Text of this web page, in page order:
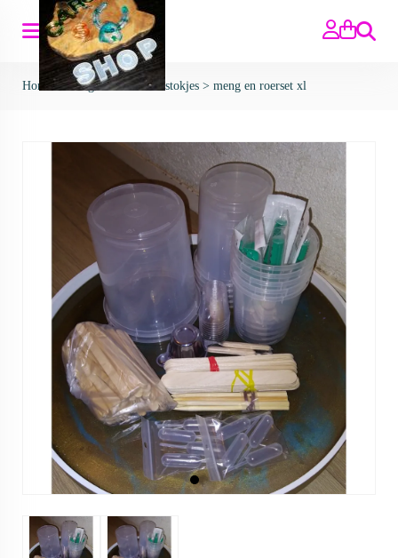
Zoeken
Home>mengbekers en roerstokjes > meng en roerset xl